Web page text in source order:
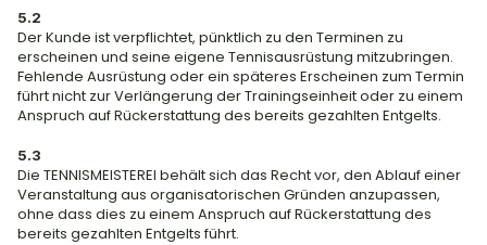
5.2
Der Kunde ist verpflichtet, pünktlich zu den Terminen zu
erscheinen und seine eigene Tennisausrüstung mitzubringen.
Fehlende Ausrüstung oder ein späteres Erscheinen zum Termin
führt nicht zur Verlängerung der Trainingseinheit oder zu einem
Anspruch auf Rückerstattung des bereits gezahlten Entgelts.
5.3
Die TENNISMEISTEREI behält sich das Recht vor, den Ablauf einer
Veranstaltung aus organisatorischen Gründen anzupassen,
ohne dass dies zu einem Anspruch auf Rückerstattung des
bereits gezahlten Entgelts führt.